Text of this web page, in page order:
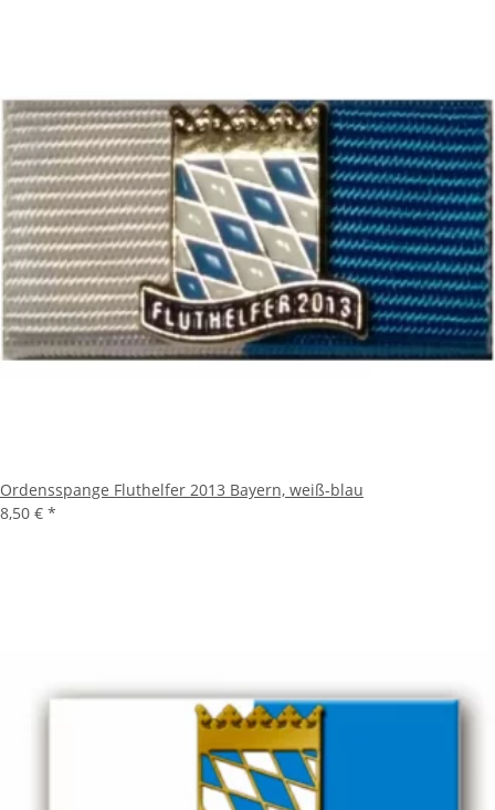
Ordensspange Fluthelfer 2013 Bayern, weiß-blau
8,50 € *